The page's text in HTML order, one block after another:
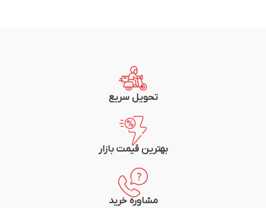
تحویل سریع
بهترین قیمت بازار
مشاوره خرید